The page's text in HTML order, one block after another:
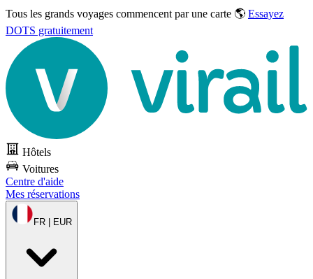
Tous les grands voyages commencent par une carte 🌎 Essayez
DOTS gratuitement
Hôtels
Voitures
Centre d'aide
Mes réservations
FR | EUR